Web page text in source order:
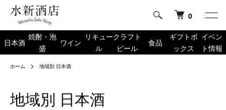
0
日本酒
焼酎・泡
盛
ワイン
リキュー
ル
クラフト
ビール
食品
ギフトボ
ックス
イベン
ト情報
ホーム 地域別 日本酒
地域別 日本酒